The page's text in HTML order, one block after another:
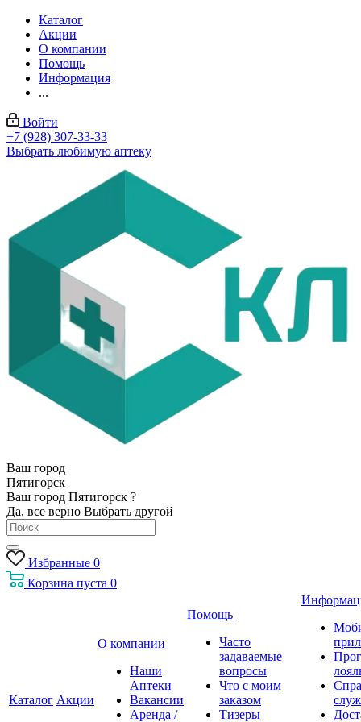
Каталог
Акции
О компании
Помощь
Информация
...
Войти
+7 (928) 307-33-33
Выбрать любимую аптеку
Ваш город
Пятигорск
Ваш город Пятигорск ?
Да, все верно Выбрать другой
Избранные 0
Корзина пуста 0
Каталог Акции
О компании
Наши
Аптеки
Вакансии
Аренда /
Помощь
Часто
задаваемые
вопросы
Что с моим
заказом
Тизеры